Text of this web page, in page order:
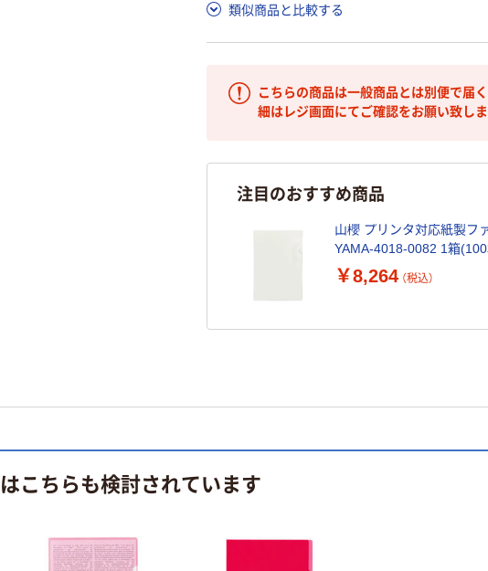
類似商品と比較する
こちらの商品は一般商品とは別便で届
細はレジ画面にてご確認をお願い致しま
注目のおすすめ商品
山櫻 プリンタ対応紙製フ
YAMA-4018-0082 1箱(100
￥8,264 （税込）
こちらも検討されています